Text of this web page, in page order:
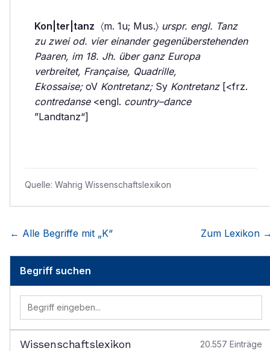
Kon|ter|tanz 〈m. 1u; Mus.〉 urspr. engl. Tanz
zu zwei od. vier einander gegenüberstehenden
Paaren, im 18. Jh. über ganz Europa
verbreitet, Française, Quadrille,
Ekossaise;oV Kontretanz;Sy Kontretanz[<frz.
contredanse<engl. country–dance
”Landtanz“]
Quelle: Wahrig Wissenschaftslexikon
← Alle Begriffe mit „K“ Zum Lexikon
Begriff suchen
Wissenschaftslexikon 20.557 Einträge